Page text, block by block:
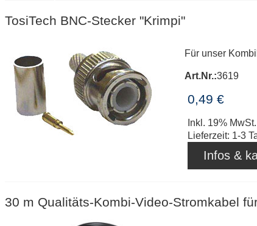
TosiTech BNC-Stecker "Krimpi"
Für unser
Art.Nr.:3619
0,49 €
Inkl. 19% MwSt.
Lieferzeit: 1-3
Infos &
30 m Qualitäts-Kombi-Video-Stromkabel